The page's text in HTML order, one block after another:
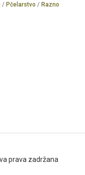
/ Pčelarstvo / Razno
prava zadržana